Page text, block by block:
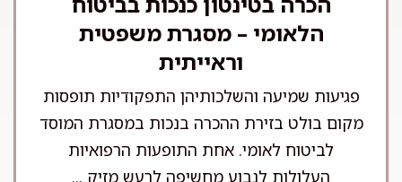
הלאומי – מסגרת משפטית
וראייתית
פגיעות שמיעה והשלכותיהן התפקודיות תופסות
מקום בולט בזירת ההכרה בנכות במסגרת המוסד
לביטוח לאומי. אחת התופעות הרפואיות
העלולות לנבוע מחשיפה לרעש מזיק ...